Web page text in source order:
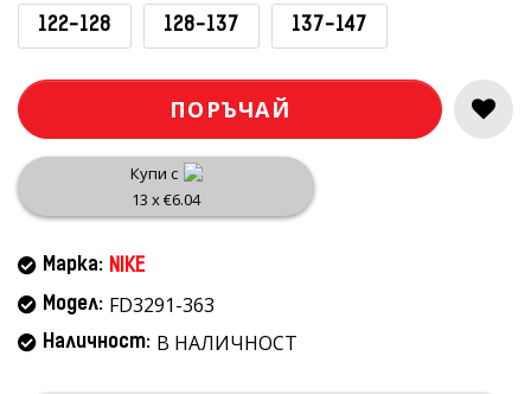
122-128 128-137 137-147
ПОРЪЧАЙ
Купи с
13 x €6.04
Марка: NIKE
Модел: FD3291-363
Наличност: В НАЛИЧНОСТ